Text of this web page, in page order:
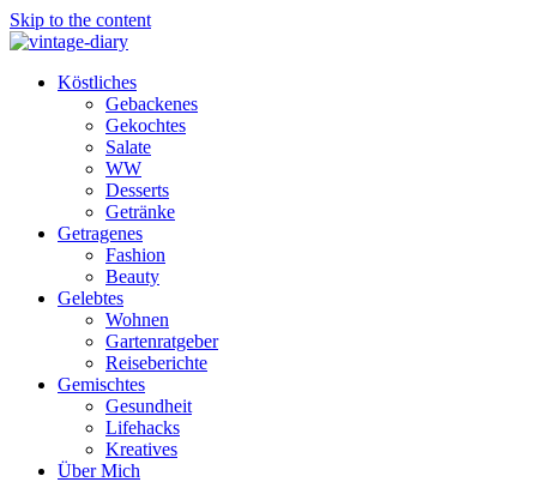
Skip to the content
Köstliches
Gebackenes
Gekochtes
Salate
WW
Desserts
Getränke
Getragenes
Fashion
Beauty
Gelebtes
Wohnen
Gartenratgeber
Reiseberichte
Gemischtes
Gesundheit
Lifehacks
Kreatives
Über Mich